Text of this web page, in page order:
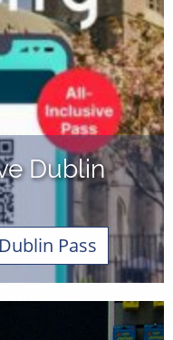
Dublin
Pass